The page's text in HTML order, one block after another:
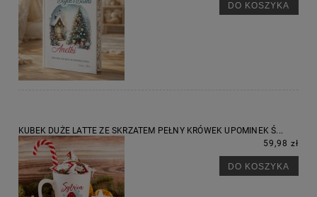
DO KOSZYKA
KUBEK DUŻE LATTE ZE SKRZATEM PEŁNY KRÓWEK UPOMINEK Ś...
59,98 zł
DO KOSZYKA